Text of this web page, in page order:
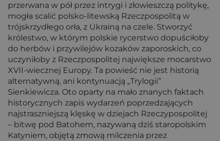
przerwana w pół przez intrygi i złowieszczą politykę,
mogła scalić polsko-litewską Rzeczpospolitą w
trójskrzydłego orła, z Ukrainą na czele. Stworzyć
królestwo, w którym polskie rycerstwo dopuściłoby
do herbów i przywilejów kozaków zaporoskich, co
uczyniłoby z Rzeczpospolitej największe mocarstwo
XVII-wiecznej Europy. Ta powieść nie jest historią
alternatywną, ani kontynuacją „Trylogii”
Sienkiewicza. Oto oparty na mało znanych faktach
historycznych zapis wydarzeń poprzedzających
najstraszniejszą klęskę w dziejach Rzeczypospolitej
– bitwę pod Batohem, nazywaną dziś staropolskim
Katyniem, objętą zmową milczenia przez